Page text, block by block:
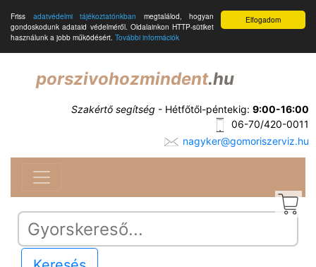
Elfogadom
Friss adatvédelmi tájékoztatónkban megtalálod, hogyan
gondoskodunk adataid védelméről. Oldalainkon HTTP-sütiket
használunk a jobb működésért. További információk
porszivohozmindent.hu
Szakértő segítség - Hétfőtől-péntekig: 9:00-16:00
06-70/420-0011
nagyker@gomoriszerviz.hu